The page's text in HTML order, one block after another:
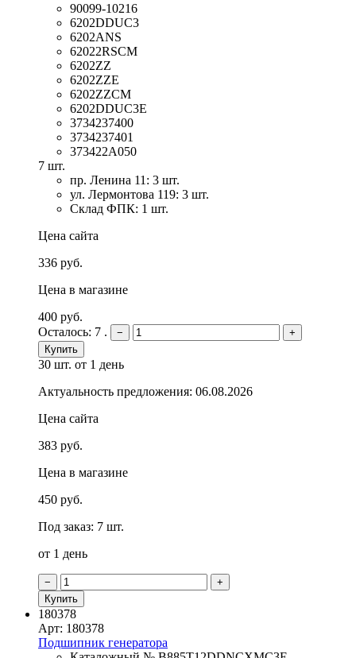
90099-10216
6202DDUC3
6202ANS
62022RSCM
6202ZZ
6202ZZE
6202ZZCM
6202DDUC3E
3734237400
3734237401
373422A050
7 шт.
пр. Ленина 11: 3 шт.
ул. Лермонтова 119: 3 шт.
Склад ФПК: 1 шт.
Цена сайта
336 руб.
Цена в магазине
400 руб.
Осталось: 7 .
−
+
Купить
30 шт. от 1 день
Актуальность предложения: 06.08.2026
Цена сайта
383 руб.
Цена в магазине
450 руб.
Под заказ: 7 шт.
от 1 день
−
+
Купить
180378
Арт: 180378
Подшипник генератора